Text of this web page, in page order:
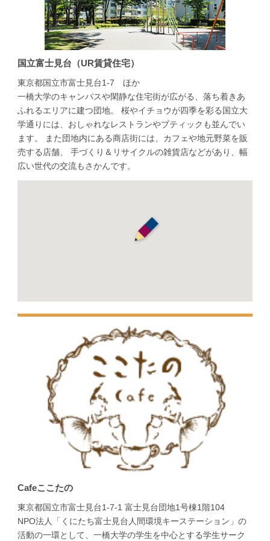
国立富士見台（UR賃貸住宅）
東京都国立市富士見台1-7 ほか
一橋大学のキャンパスや閑静な住宅街が広がる、落ち着きあ
ふれるエリアに建つ団地。 桜やイチョウが四季を彩る国立大
学通りには、おしゃれなレストランやブティックも並んでい
ます。 また団地内にある商店街には、カフェや地元野菜を販
売する店舗、 手づくり＆リサイクルの雑貨店などがあり、幅
広い世代の交流もさかんです。
Cafeここたの
東京都国立市富士見台1-7-1 富士見台団地1号棟1階104
NPO法人「くにたち富士見台人間環境キーステーション」の
活動の一環として、一橋大学の学生を中心とする学生サーク